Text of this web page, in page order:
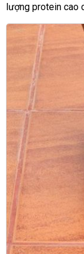
lượng protein cao